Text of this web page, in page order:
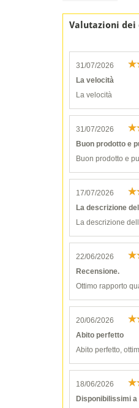
Valutazioni dei
31/07/2026
La velocità
La velocità
31/07/2026
Buon prodotto e
Buon prodotto e
17/07/2026
La descrizione
La descrizione
22/06/2026
Recensione.
Ottimo rapporto
20/06/2026
Abito perfetto
Abito perfetto,
18/06/2026
Disponibilissimi